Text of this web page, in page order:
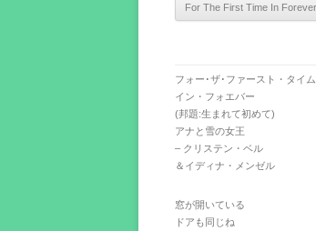
フォー･ザ･ファースト・タイム
イン・フォエバー
(邦題:生まれて初めて)
アナと雪の女王
– クリステン・ベル
＆イディナ・メンゼル
窓が開いている
ドアも同じね